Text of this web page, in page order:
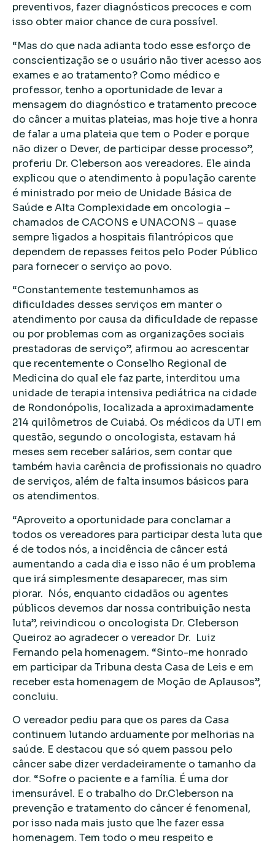
preventivos, fazer diagnósticos precoces e com
isso obter maior chance de cura possível.
“Mas do que nada adianta todo esse esforço de
conscientização se o usuário não tiver acesso aos
exames e ao tratamento? Como médico e
professor, tenho a oportunidade de levar a
mensagem do diagnóstico e tratamento precoce
do câncer a muitas plateias, mas hoje tive a honra
de falar a uma plateia que tem o Poder e porque
não dizer o Dever, de participar desse processo”,
proferiu Dr. Cleberson aos vereadores. Ele ainda
explicou que o atendimento à população carente
é ministrado por meio de Unidade Básica de
Saúde e Alta Complexidade em oncologia –
chamados de CACONS e UNACONS – quase
sempre ligados a hospitais filantrópicos que
dependem de repasses feitos pelo Poder Público
para fornecer o serviço ao povo.
“Constantemente testemunhamos as
dificuldades desses serviços em manter o
atendimento por causa da dificuldade de repasse
ou por problemas com as organizações sociais
prestadoras de serviço”, afirmou ao acrescentar
que recentemente o Conselho Regional de
Medicina do qual ele faz parte, interditou uma
unidade de terapia intensiva pediátrica na cidade
de Rondonópolis, localizada a aproximadamente
214 quilômetros de Cuiabá. Os médicos da UTI em
questão, segundo o oncologista, estavam há
meses sem receber salários, sem contar que
também havia carência de profissionais no quadro
de serviços, além de falta insumos básicos para
os atendimentos.
“Aproveito a oportunidade para conclamar a
todos os vereadores para participar desta luta que
é de todos nós, a incidência de câncer está
aumentando a cada dia e isso não é um problema
que irá simplesmente desaparecer, mas sim
piorar. Nós, enquanto cidadãos ou agentes
públicos devemos dar nossa contribuição nesta
luta”, reivindicou o oncologista Dr. Cleberson
Queiroz ao agradecer o vereador Dr. Luiz
Fernando pela homenagem. “Sinto-me honrado
em participar da Tribuna desta Casa de Leis e em
receber esta homenagem de Moção de Aplausos”,
concluiu.
O vereador pediu para que os pares da Casa
continuem lutando arduamente por melhorias na
saúde. E destacou que só quem passou pelo
câncer sabe dizer verdadeiramente o tamanho da
dor. “Sofre o paciente e a família. É uma dor
imensurável. E o trabalho do Dr.Cleberson na
prevenção e tratamento do câncer é fenomenal,
por isso nada mais justo que lhe fazer essa
homenagem. Tem todo o meu respeito e